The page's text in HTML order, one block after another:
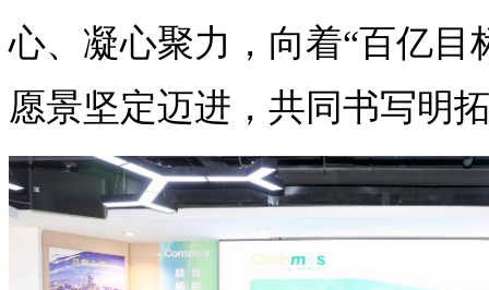
心、凝心聚力，向着“百亿
愿景坚定迈进，共同书写明